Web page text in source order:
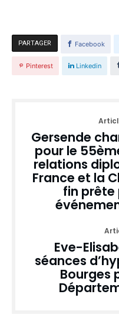
PARTAGER Facebook
Pinterest Linkedin
Gersende
pour le
relations
France et la
fin prête
Eve-
séances
Bourges